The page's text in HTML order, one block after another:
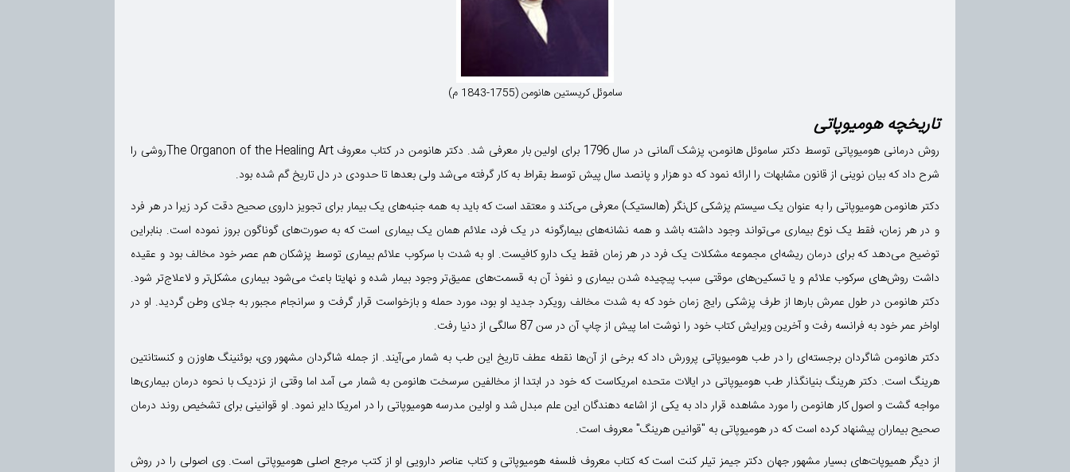
ساموئل کریستین هانومن (1755-1843 م)
تاریخچه هومیوپاتی
روش درمانی هومیوپاتی توسط دکتر ساموئل هانومن، پزشک آلمانی در سال 1796 برای اولین بار معرفی شد. دکتر هانومن در کتاب معروف The Organon of the Healing Artروشی را
شرح داد که بیان نوینی از قانون مشابهات را ارائه نمود که دو هزار و پانصد سال پیش توسط بقراط به کار گرفته می‌شد ولی بعدها تا حدودی در دل تاریخ گم شده بود.
دکتر هانومن هومیوپاتی را به عنوان یک سیستم پزشکی کل‌نگر (هالستیک) معرفی می‌کند و معتقد است که باید به همه جنبه‌های یک بیمار برای تجویز داروی صحیح دقت کرد زیرا در هر فرد
و در هر زمان، فقط یک نوع بیماری می‌تواند وجود داشته باشد و همه نشانه‌های بیمارگونه در یک فرد، علائم همان یک بیماری است که به صورت‌های گوناگون بروز نموده است. بنابراین
توضیح می‌دهد که برای درمان ریشه‌ای مجموعه مشکلات یک فرد در هر زمان فقط یک دارو کافیست. او به شدت با سرکوب علائم بیماری توسط پزشکان هم عصر خود مخالف بود و عقیده
داشت روش‌های سرکوب علائم و یا تسکین‌های موقتی سبب پیچیده شدن بیماری و نفوذ آن به قسمت‌های عمیق‌تر وجود بیمار شده و نهایتا باعث می‌شود بیماری مشکل‌تر و لاعلاج‌تر شود.
دکتر هانومن در طول عمرش بارها از طرف پزشکی رایج زمان خود که به شدت مخالف رویکرد جدید او بود، مورد حمله و بازخواست قرار گرفت و سرانجام مجبور به جلای وطن گردید. او در
اواخر عمر خود به فرانسه رفت و آخرین ویرایش کتاب خود را نوشت اما پیش از چاپ آن در سن 87 سالگی از دنیا رفت.
دکتر هانومن شاگردان برجسته‌ای را در طب هومیوپاتی پرورش داد که برخی از آن‌ها نقطه عطف تاریخ این طب به شمار می‌آیند. از جمله شاگردان مشهور وی، بوئنینگ هاوزن و کنستانتین
هرینگ است. دکتر هرینگ بنیانگذار طب هومیوپاتی در ایالات متحده امریکاست که خود در ابتدا از مخالفین سرسخت هانومن به شمار می آمد اما وقتی از نزدیک با نحوه درمان بیماری‌ها
مواجه گشت و اصول کار هانومن را مورد مشاهده قرار داد به یکی از اشاعه دهندگان این علم مبدل شد و اولین مدرسه هومیوپاتی را در امریکا دایر نمود. او قوانینی برای تشخیص روند درمان
صحیح بیماران پیشنهاد کرده است که در هومیوپاتی به "قوانین هرینگ" معروف است.
از دیگر همیوپات‌های بسیار مشهور جهان دکتر جیمز تیلر کنت است که کتاب معروف فلسفه هومیوپاتی و کتاب عناصر دارویی او از کتب مرجع اصلی هومیوپاتی است. وی اصولی را در روش